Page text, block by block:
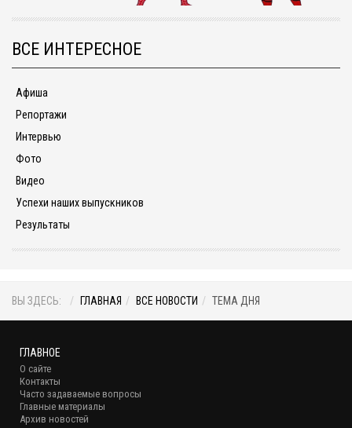
ВСЕ ИНТЕРЕСНОЕ
Афиша
Репортажи
Интервью
Фото
Видео
Успехи наших выпускников
Результаты
ВЫ ЗДЕСЬ: ГЛАВНАЯ ВСЕ НОВОСТИ ТЕМА ДНЯ
ГЛАВНОЕ
О сайте
Контакты
Часто задаваемые вопросы
Главные материалы
Архив новостей